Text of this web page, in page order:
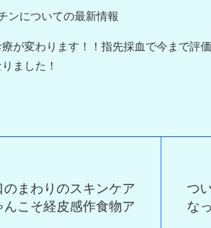
ンについての最新情報
が変わります！！指先採血で今まで評
ました！
まわりのスキンケア
こそ経皮感作食物ア
つ
な